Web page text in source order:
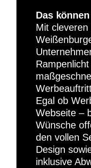
Das
Mit
Egal ob
Webseite –
Wünsche
den vollen
Design
inklusive